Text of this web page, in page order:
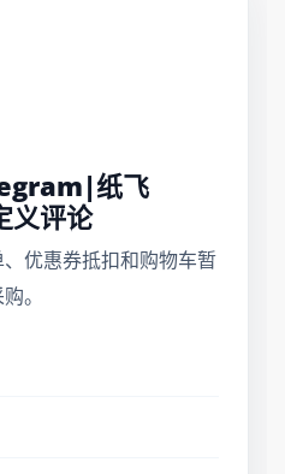
纸飞
义评论
优惠券抵扣和购物车暂
。